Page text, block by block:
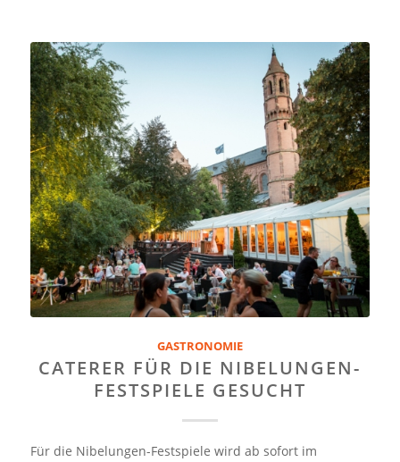
GASTRONOMIE
CATERER FÜR DIE NIBELUNGEN-
FESTSPIELE GESUCHT
Für die Nibelungen-Festspiele wird ab sofort im